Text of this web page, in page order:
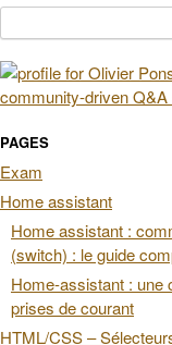
PAGES
Exam
Home assistant
Home assistant :
(switch) : le guide
Home-assistant : une
prises de courant
HTML/CSS –